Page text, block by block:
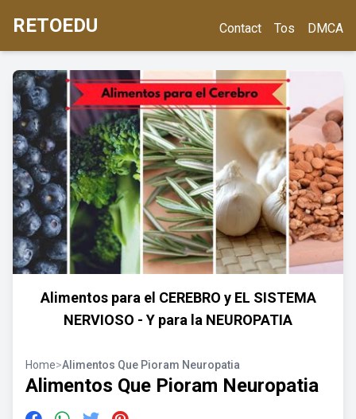
RETOEDU Contact Tos DMCA
Alimentos para el CEREBRO y EL SISTEMA
NERVIOSO - Y para la NEUROPATIA
Home>Alimentos Que Pioram Neuropatia
Alimentos Que Pioram Neuropatia